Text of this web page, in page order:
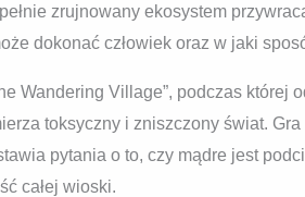
zrujnowany ekosystem
dokonać człowiek oraz w jaki
Wandering Village”, podczas
toksyczny i zniszczony świat.
pytania o to, czy mądre jest
całej wioski.